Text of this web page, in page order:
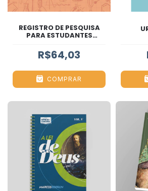
REGISTRO DE PESQUISA
PARA ESTUDANTES
R$64,03
COMPRAR